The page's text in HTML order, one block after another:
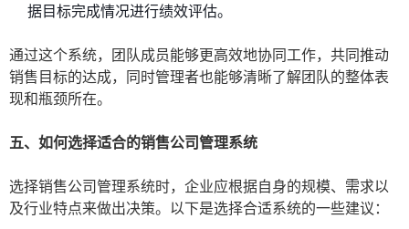
据目标完成情况进行绩效评估。
通过这个系统，团队成员能够更高效地协同工作，共同推动
销售目标的达成，同时管理者也能够清晰了解团队的整体表
现和瓶颈所在。
五、如何选择适合的销售公司管理系统
选择销售公司管理系统时，企业应根据自身的规模、需求以
及行业特点来做出决策。以下是选择合适系统的一些建议：